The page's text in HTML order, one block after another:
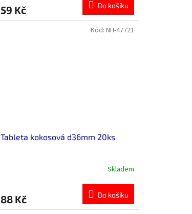
59 Kč Do košíku
Tableta kokosová d36mm 20ks
Skladem
88 Kč Do košíku
Kód: NH-47721